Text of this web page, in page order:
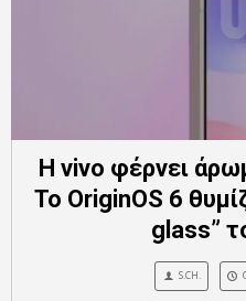
Η vivo φέρνει
Το OriginOS 6
glass”
S.CH.